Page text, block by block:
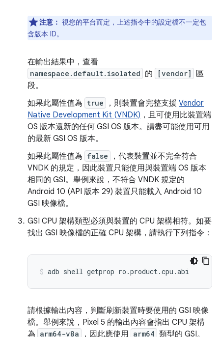
注意： 視您的平台而定，上述指令中的設定檔不一定包
含版本 ID。
在輸出結果中，查看
namespace.default.isolated 的 [vendor]
區
段。
如果此屬性值為 true ，則裝置會完整支援 Vendor
Native Development Kit (VNDK) ，且可使用比裝置端
OS 版本還新的任何 GSI OS 版本。請盡可能使用可用
的最新 GSI OS 版本。
如果此屬性值為 false
，代表裝置並不完全符合
VNDK 的規定，因此裝置只能使用與裝置端 OS 版本
相同的 GSI。舉例來說，不符合 VNDK 規定的
Android 10 (API 版本 29) 裝置只能載入 Android 10
GSI 映像檔。
GSI CPU 架構類型必須與裝置的 CPU 架構相符。如要
找出 GSI 映像檔的正確 CPU 架構，請執行下列指令：
adb shell getprop ro.product.cpu.abi
請根據輸出內容，判斷刷新裝置時要使用的 GSI 映像
檔。舉例來說，Pixel 5 的輸出內容會指出 CPU 架構
為 arm64-v8a ，因此應使用 arm64 類型的 GSI。